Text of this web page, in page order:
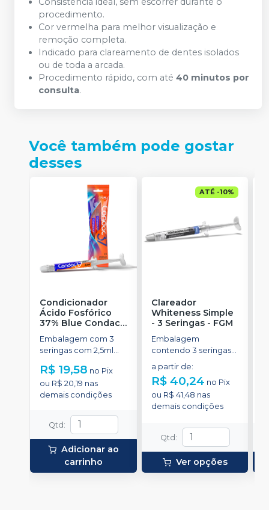
procedimento.
Cor vermelha para melhor visualização e
remoção completa.
Indicado para clareamento de dentes isolados
ou de toda a arcada.
Procedimento rápido, com até 40 minutos por
consulta.
Você também pode gostar
desses
Condicionador
Ácido Fosfórico
37% Blue Condac-
FGM
Embalagem com 3
seringas com 2,5ml
ponteiras para
aplicação.
R$ 19,58 no Pix
ou R$ 20,19 nas
demais condições
Qtd:
Adicionar ao
carrinho
ATÉ -10%
Clareador
Whiteness Simple
- 3 Seringas- FGM
Embalagem
contendo 3 seringas
com 3g de gel cada
uma.
a partir de:
R$ 40,24 no Pix
ou R$ 41,48 nas
demais condições
Qtd:
Ver opções